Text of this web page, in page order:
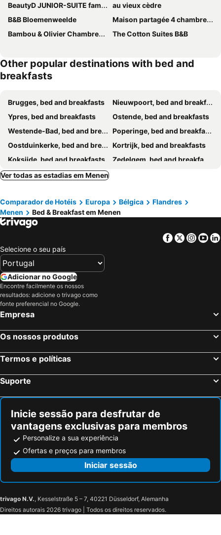
BeautyD JUNIOR-SUITE family room for up to 3 children centrum GULLEGEM KORTRIJK
au vieux cèdre
B&B Bloemenweelde
Maison partagée 4 chambres Saint Roch Roubaix
Bambou & Olivier Chambres d'Hôtes
The Cotton Suites B&B
Other popular destinations with bed and
breakfasts
Brugges, bed and breakfasts
Nieuwpoort, bed and breakfasts
Ypres, bed and breakfasts
Ostende, bed and breakfasts
Westende-Bad, bed and breakfasts
Poperinge, bed and breakfasts
Oostduinkerke, bed and breakfasts
Kortrijk, bed and breakfasts
Koksijde, bed and breakfasts
Zedelgem, bed and breakfasts
Roeselare, bed and breakfasts
Oudenaarde, bed and breakfasts
Diksmuide, bed and breakfasts
Sint-Martens-Latem, bed and breakfasts
Jabbeke, bed and breakfasts
Lovendegem, bed and breakfasts
Langemark-Poelkapelle, bed and breakfasts
Middelkerke, bed and breakfasts
Zwalm, bed and breakfasts
Wevelgem, bed and breakfasts
Kruishoutem, bed and breakfasts
Heuvelland, bed and breakfasts
Wielsbeke, bed and breakfasts
Ruiselede, bed and breakfasts
Beernem, bed and breakfasts
Knesselare, bed and breakfasts
Wingene, bed and breakfasts
Izegem, bed and breakfasts
Béthune, bed and breakfasts
Ver todas as estadias em Menen
Comparador de Hotéis Europa Bélgica
Flandres
Menen
Bed & Breakfast em Menen
Facebook
Twitter
Selecione o seu país
Adicionar no Google
Encontre facilmente os nossos
resultados: adicione o trivago como
fonte preferencial no Google.
Empresa
Os nossos produtos
Termos e políticas
Suporte
Inicie sessão para desfrutar de
vantagens exclusivas para membros
Personalize a sua experiência
Ofertas e preços para membros
Iniciar sessão
trivago N.V., Kesselstraße 5 – 7, 40221 Düsseldorf, Alemanha
Direitos autorais 2026 trivago | Todos os direitos reservados.